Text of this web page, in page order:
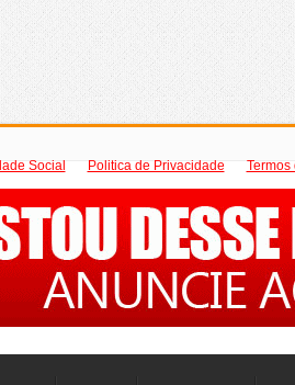
Social Politica de Privacidade Termos